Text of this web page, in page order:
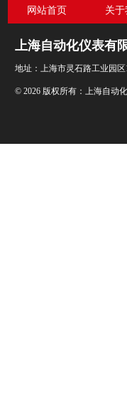
网站首页 关
上海自动化仪表有
地址：上海市灵石路工业园区
© 2026 版权所有：上海自动